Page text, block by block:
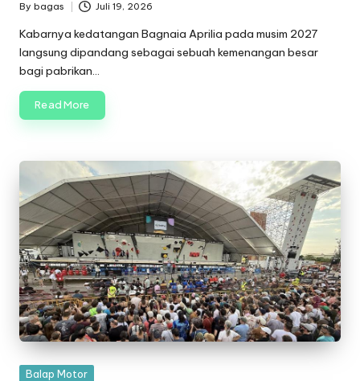
Posted
by
By bagas Juli 19, 2026
Kabarnya kedatangan Bagnaia Aprilia pada musim 2027
langsung dipandang sebagai sebuah kemenangan besar
bagi pabrikan…
Read More
Posted
Balap Motor